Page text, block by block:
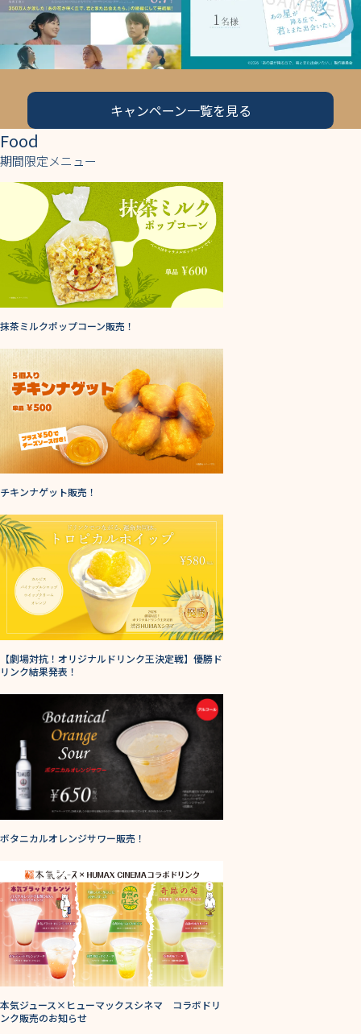
キャンペーン一覧を見る
Food
期間限定メニュー
抹茶ミルクポップコーン販売！
チキンナゲット販売！
【劇場対抗！オリジナルドリンク王決定戦】優勝ド
リンク結果発表！
ボタニカルオレンジサワー販売！
本気ジュース×ヒューマックスシネマ コラボドリ
ンク販売のお知らせ